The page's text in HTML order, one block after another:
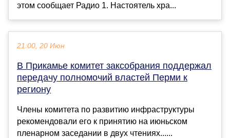
этом сообщает Радио 1. Настоятель хра...
21:00, 20 Июн
В Прикамье комитет заксобрания поддержал
передачу полномочий властей Перми к
региону
Члены комитета по развитию инфраструктуры
рекомендовали его к принятию на июньском
пленарном заседании в двух чтениях......